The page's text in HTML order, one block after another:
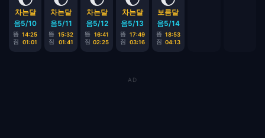
차는달
음5/10
뜸 14:25
짐
01:01
차는달
음5/11
뜸
15:32
짐
01:41
차는달
음5/12
뜸
16:41
짐 02:25
차는달
음5/13
뜸
17:49
짐
03:16
보름달
음5/14
뜸 18:53
짐 04:13
AD